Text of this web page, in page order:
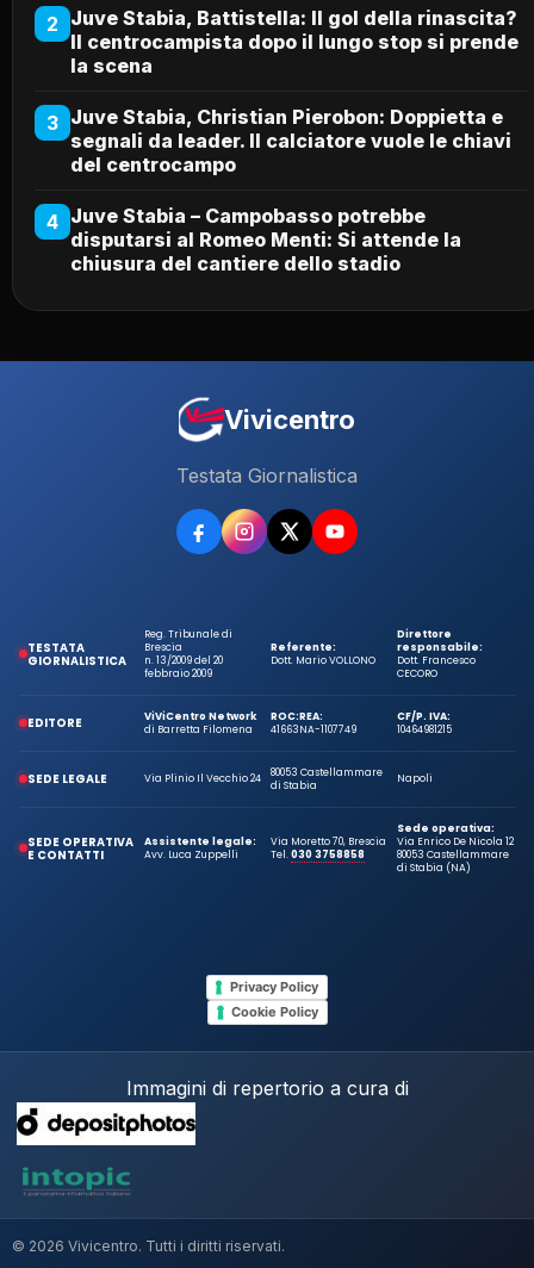
2 Juve Stabia, Battistella: Il gol della rinascita?
Il centrocampista dopo il lungo stop si prende
la scena
3 Juve Stabia, Christian Pierobon: Doppietta e
segnali da leader. Il calciatore vuole le chiavi
del centrocampo
4 Juve Stabia – Campobasso potrebbe
disputarsi al Romeo Menti: Si attende la
chiusura del cantiere dello stadio
Vivicentro
Testata Giornalistica
TESTATA
GIORNALISTICA
Reg. Tribunale di
Brescia
n. 13/2009 del 20
febbraio 2009
Referente:
Dott. Mario VOLLONO
Direttore
responsabile:
Dott. Francesco
CECORO
EDITORE
ViViCentro Network
di Barretta Filomena
ROC:
41663
REA:
NA-1107749
CF/P. IVA:
10464981215
SEDE LEGALE Via Plinio Il Vecchio 24
80053 Castellammare
di Stabia
Napoli
SEDE OPERATIVA
E CONTATTI
Assistente legale:
Avv. Luca Zuppelli
Via Moretto 70, Brescia
Tel.030 3758858
Sede operativa:
Via Enrico De Nicola 12
80053 Castellammare
di Stabia (NA)
Privacy Policy
Cookie Policy
Immagini di repertorio a cura di
© 2026 Vivicentro. Tutti i diritti riservati.